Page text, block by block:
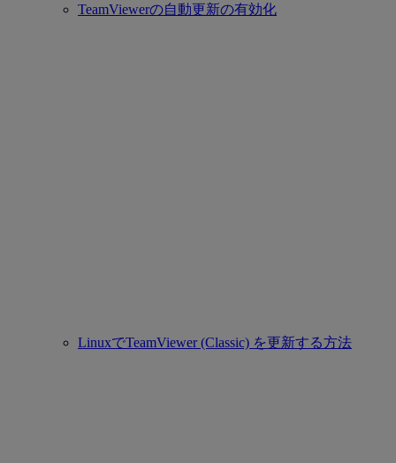
TeamViewerの自動更新の有効化
LinuxでTeamViewer (Classic) を更新する方法